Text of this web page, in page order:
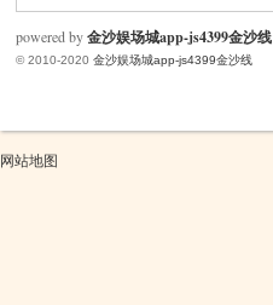
powered by金沙娱场城app-js4399金沙线
© 2010-2020 金沙娱场城app-js4399金沙线
网站地图